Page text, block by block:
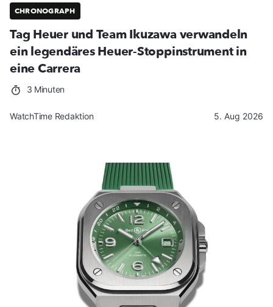
CHRONOGRAPH
Tag Heuer und Team Ikuzawa verwandeln
ein legendäres Heuer-Stoppinstrument in
eine Carrera
3 Minuten
WatchTime Redaktion 5. Aug 2026